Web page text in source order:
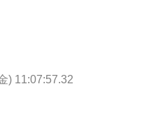
) 11:07:57.32